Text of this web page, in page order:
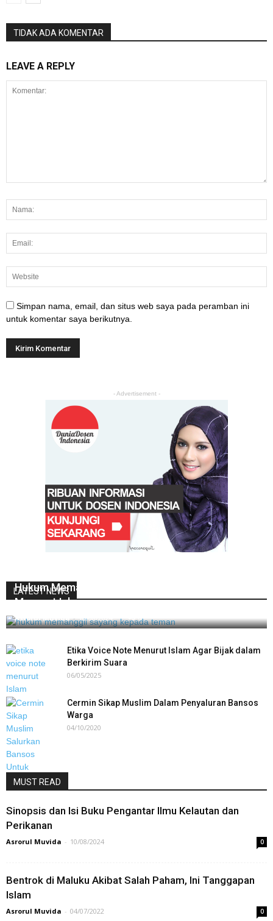
TIDAK ADA KOMENTAR
LEAVE A REPLY
Simpan nama, email, dan situs web saya pada peramban ini
untuk komentar saya berikutnya.
- Advertisement -
LATEST NEWS
Hukum Memanggil Sayang Kepada Teman
Menurut Islam
Asrorul Muvida - 10/08/2024 0
Etika Voice Note Menurut Islam Agar Bijak dalam
Berkirim Suara
06/05/2025
Cermin Sikap Muslim Dalam Penyaluran Bansos
Warga
04/10/2020
MUST READ
Sinopsis dan Isi Buku Pengantar Ilmu Kelautan dan
Perikanan
Asrorul Muvida - 10/08/2024 0
Bentrok di Maluku Akibat Salah Paham, Ini Tanggapan
Islam
Asrorul Muvida - 04/07/2022 0